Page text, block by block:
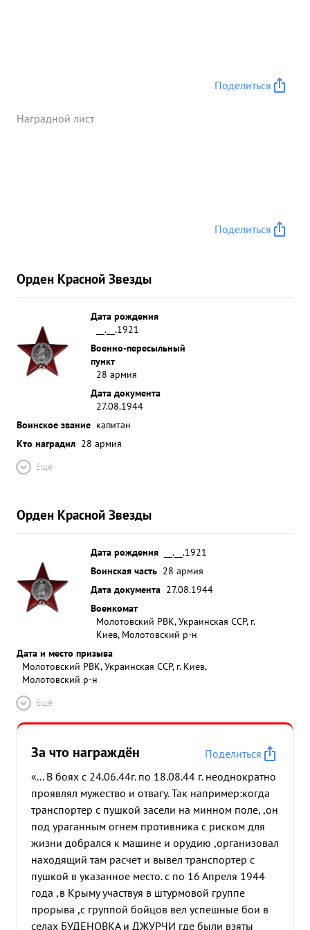
Поделиться
Наградной лист
Поделиться
Орден Красной Звезды
Дата рождения
__.__.1921
Военно-пересыльный
пункт
28 армия
Дата документа
27.08.1944
Воинское звание капитан
Кто наградил 28 армия
Ещё
Орден Красной Звезды
Дата рождения
__.__.1921
Воинская часть 28 армия
Дата документа 27.08.1944
Военкомат
Молотовский РВК, Украинская ССР, г.
Киев, Молотовский р-н
Дата и место призыва
Молотовский РВК, Украинская ССР, г. Киев,
Молотовский р-н
Ещё
За что награждён
Поделиться
«... В боях с 24.06.44г. по 18.08.44 г. неоднократно
проявлял мужество и отвагу. Так например:когда
транспортер с пушкой засели на минном поле, ,он
под ураганным огнем противника с риском для
жизни добрался к машине и орудию ,организовал
находящий там расчет и вывел транспортер с
пушкой в указанное место. с по 16 Апреля 1944
года ,в Крыму участвуя в штурмовой группе
прорыва ,с группой бойцов вел успешные бои в
селах БУДЕНОВКА и ДЖУРЧИ где были взяты